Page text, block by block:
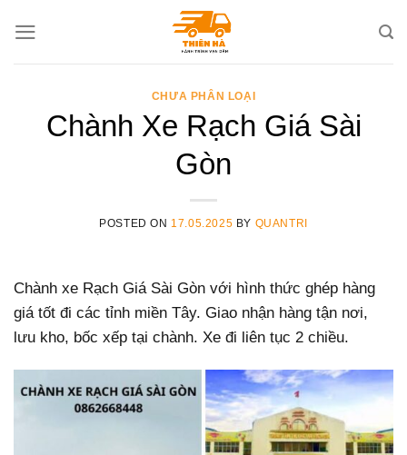
CHƯA PHÂN LOẠI
Chành Xe Rạch Giá Sài
Gòn
POSTED ON 17.05.2025 BY QUANTRI
Chành xe Rạch Giá Sài Gòn với hình thức ghép hàng
giá tốt đi các tỉnh miền Tây. Giao nhận hàng tận nơi,
lưu kho, bốc xếp tại chành. Xe đi liên tục 2 chiều.